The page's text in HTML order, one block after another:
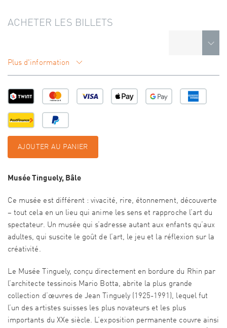
ACHETER LES BILLETS
Plus d'information
AJOUTER AU PANIER
Musée Tinguely, Bâle
Ce musée est différent : vivacité, rire, étonnement, découverte
– tout cela en un lieu qui anime les sens et rapproche l’art du
spectateur. Un musée qui s’adresse autant aux enfants qu’aux
adultes, qui suscite le goût de l’art, le jeu et la réflexion sur la
créativité.
Le Musée Tinguely, conçu directement en bordure du Rhin par
l’architecte tessinois Mario Botta, abrite la plus grande
collection d’œuvres de Jean Tinguely (1925-1991), lequel fut
l’un des artistes suisses les plus novateurs et les plus
importants du XXe siècle. L’exposition permanente couvre ainsi